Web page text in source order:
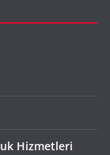
Hizmetleri